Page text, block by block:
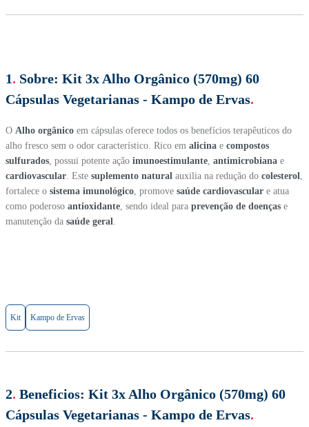
1. Sobre: Kit 3x Alho Orgânico (570mg) 60
Cápsulas Vegetarianas - Kampo de Ervas.
O Alho orgânico em cápsulas oferece todos os benefícios terapêuticos do
alho fresco sem o odor característico. Rico em alicina e compostos
sulfurados , possui potente ação imunoestimulante antimicrobiana e
cardiovascular . Este suplemento natural auxilia na redução do colesterol
fortalece o sistema imunológico , promove saúde cardiovascular e atua
como poderoso antioxidante , sendo ideal para prevenção de doenças e
manutenção da saúde geral
Kit Kampo de Ervas
2. Beneficios: Kit 3x Alho Orgânico (570mg) 60
Cápsulas Vegetarianas - Kampo de Ervas.